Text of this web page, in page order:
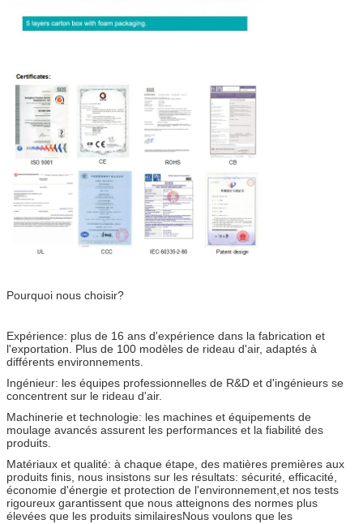
Pourquoi nous choisir?
Expérience: plus de 16 ans d'expérience dans la fabrication et
l'exportation. Plus de 100 modèles de rideau d'air, adaptés à
différents environnements.
Ingénieur: les équipes professionnelles de R&D et d'ingénieurs se
concentrent sur le rideau d'air.
Machinerie et technologie: les machines et équipements de
moulage avancés assurent les performances et la fiabilité des
produits.
Matériaux et qualité: à chaque étape, des matières premières aux
produits finis, nous insistons sur les résultats: sécurité, efficacité,
économie d'énergie et protection de l'environnement,et nos tests
rigoureux garantissent que nous atteignons des normes plus
élevées que les produits similairesNous voulons que les